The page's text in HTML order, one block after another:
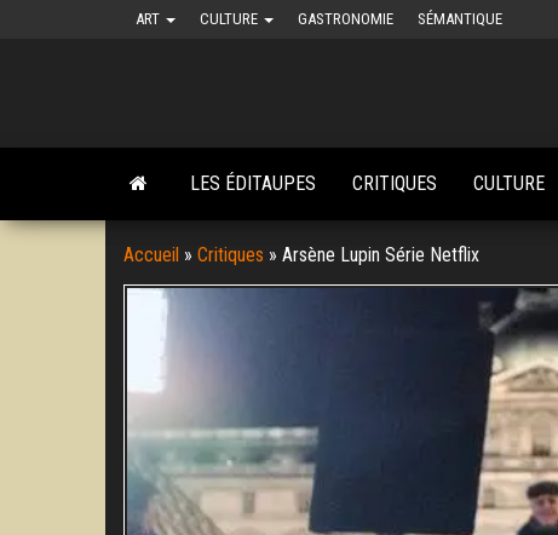
ART CULTURE GASTRONOMIE SÉMANTIQUE
LES ÉDITAUPES CRITIQUES CULTURE
Accueil » Critiques » Arsène Lupin Série Netflix